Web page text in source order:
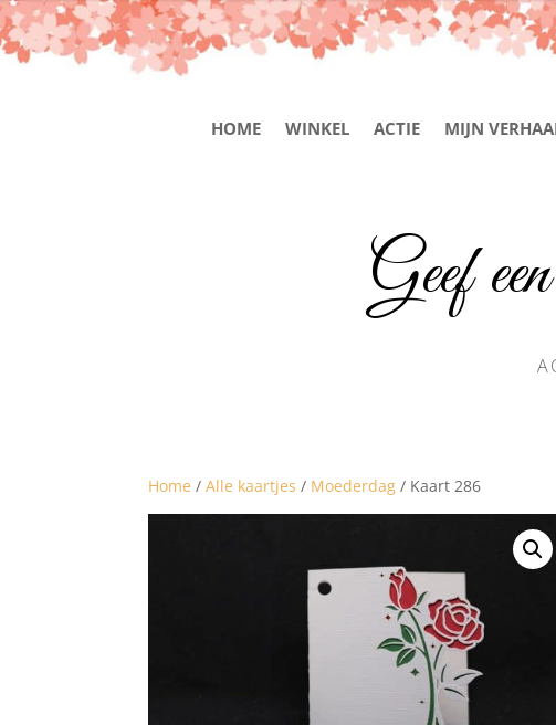
HOME WINKEL ACTIE MIJN
Geef
Home /Alle kaartjes / Moederdag / Kaart 286